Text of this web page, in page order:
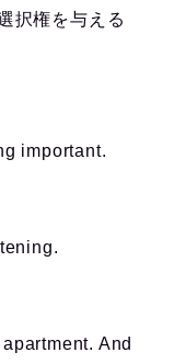
択権を与える
important.
And